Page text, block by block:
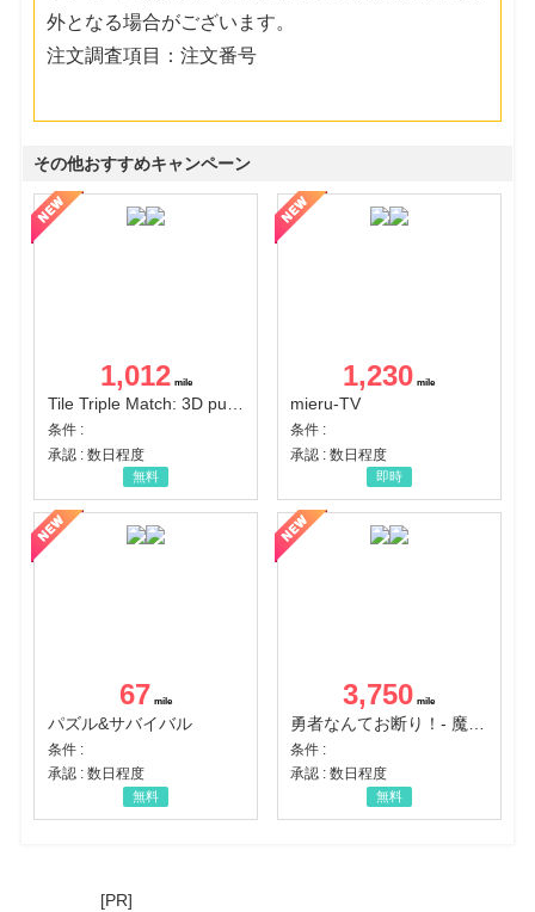
外となる場合がございます。
注文調査項目：注文番号
その他おすすめキャンペーン
1,012
Tile Triple Match: 3D puzzle
条件 :
承認 : 数日程度
無料
1,230
mieru-TV
条件 :
承認 : 数日程度
即時
67
パズル&サバイバル
条件 :
承認 : 数日程度
無料
3,750
条件 :
承認 : 数日程度
無料
[PR]